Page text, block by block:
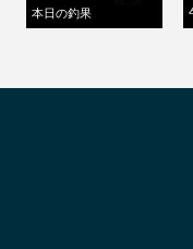
本日の釣果